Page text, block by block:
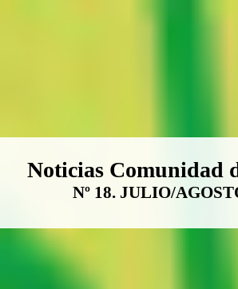
Boletín Noticias
Noticias Comunidad
Nº 18. JULIO/